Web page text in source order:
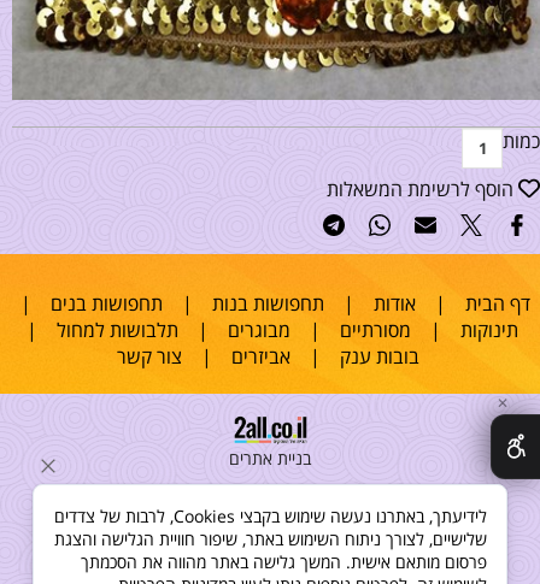
כמות
הוסף לרשימת המשאלות
דף הבית |אודות | תחפושות בנות | תחפושות בנים |
תינוקות | מסורתיים | מבוגרים | תלבושות למחול |
בובות ענק |אביזרים | צור קשר
בניית אתרים
✕
לידיעתך, באתרנו נעשה שימוש בקבצי Cookies, לרבות של צדדים
שלישיים, לצורך ניתוח השימוש באתר, שיפור חוויית הגלישה והצגת
פרסום מותאם אישית. המשך גלישה באתר מהווה את הסכמתך